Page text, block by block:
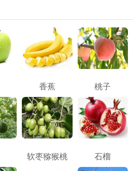
香蕉 桃子
软枣猕猴桃 石榴